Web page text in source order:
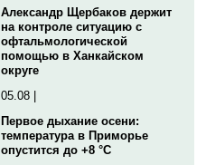
Александр Щербаков держит
на контроле ситуацию с
офтальмологической
помощью в Ханкайском
округе
05.08 |
Первое дыхание осени:
температура в Приморье
опустится до +8 °C